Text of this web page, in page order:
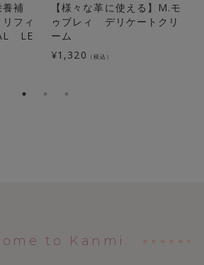
養補
フィ
LE
【様々な革に使える】M.モ
ゥブレィ デリケートクリ
ーム
¥1,320 （税込）
to Kanmi.